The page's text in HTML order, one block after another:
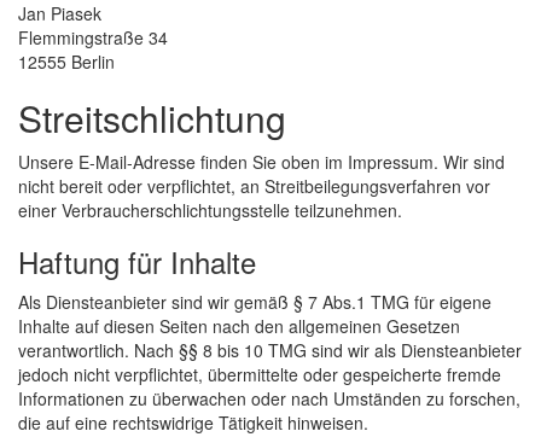
Jan Piasek
Flemmingstraße 34
12555 Berlin
Streitschlichtung
Unsere E-Mail-Adresse finden Sie oben im Impressum. Wir sind
nicht bereit oder verpflichtet, an Streitbeilegungsverfahren vor
einer Verbraucherschlichtungsstelle teilzunehmen.
Haftung für Inhalte
Als Diensteanbieter sind wir gemäß § 7 Abs.1 TMG für eigene
Inhalte auf diesen Seiten nach den allgemeinen Gesetzen
verantwortlich. Nach §§ 8 bis 10 TMG sind wir als Diensteanbieter
jedoch nicht verpflichtet, übermittelte oder gespeicherte fremde
Informationen zu überwachen oder nach Umständen zu forschen,
die auf eine rechtswidrige Tätigkeit hinweisen.